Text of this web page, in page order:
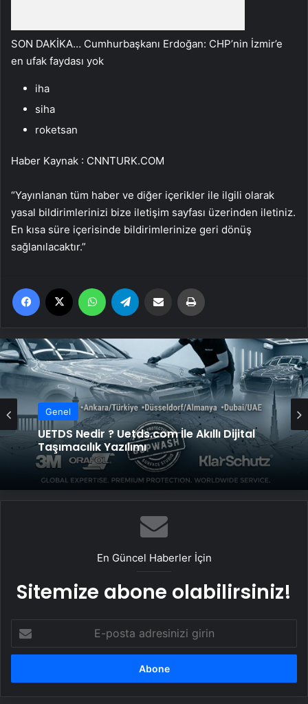
SON DAKİKA… Cumhurbaşkanı Erdoğan: CHP’nin İzmir’e
en ufak faydası yok
iha
siha
roketsan
Haber Kaynak : CNNTURK.COM
“Yayınlanan tüm haber ve diğer içerikler ile ilgili olarak
yasal bildirimlerinizi bize iletişim sayfası üzerinden iletiniz.
En kısa süre içerisinde bildirimlerinize geri dönüş
sağlanılacaktır.”
Facebook WhatsApp Email'den paylaş
Genel
UETDS Nedir ? Uetds.com İle Akıllı Dijital
Taşımacılık Yazılımı
En Güncel Haberler İçin
Sitemize abone olabilirsiniz!
posta
adresinizi